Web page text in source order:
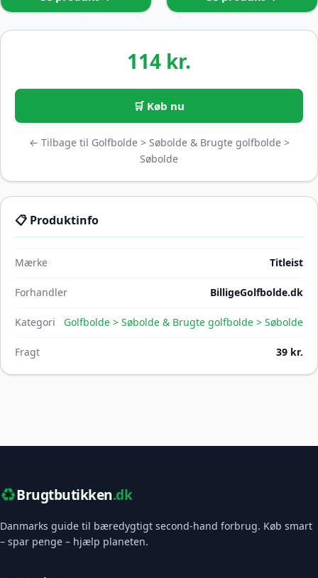
114 kr.
🛒 Køb nu
← Tilbage til Golfbolde > Søbolde & Brugte golfbolde >
Søbolde
📋 Produktinfo
Mærke Titleist
Forhandler BilligeGolfbolde.dk
Kategori Golfbolde > Søbolde & Brugte golfbolde > Søbolde
Fragt 39 kr.
♻️Brugtbutikken.dk
Danmarks guide til bæredygtigt second-hand forbrug. Køb smart
– spar penge – hjælp planeten.